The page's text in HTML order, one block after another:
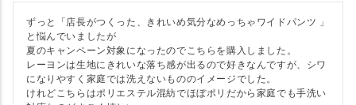
ずっと「店長がつくった、きれいめ気分なめっちゃワイドパンツ 」
と悩んでいましたが
夏のキャンペーン対象になったのでこちらを購入しました。
レーヨンは生地にきれいな落ち感が出るので好きなんですが、シワ
になりやすく家庭では洗えないもののイメージでした。
けれどこちらはポリエステル混紡でほぼポリだから家庭でも手洗い